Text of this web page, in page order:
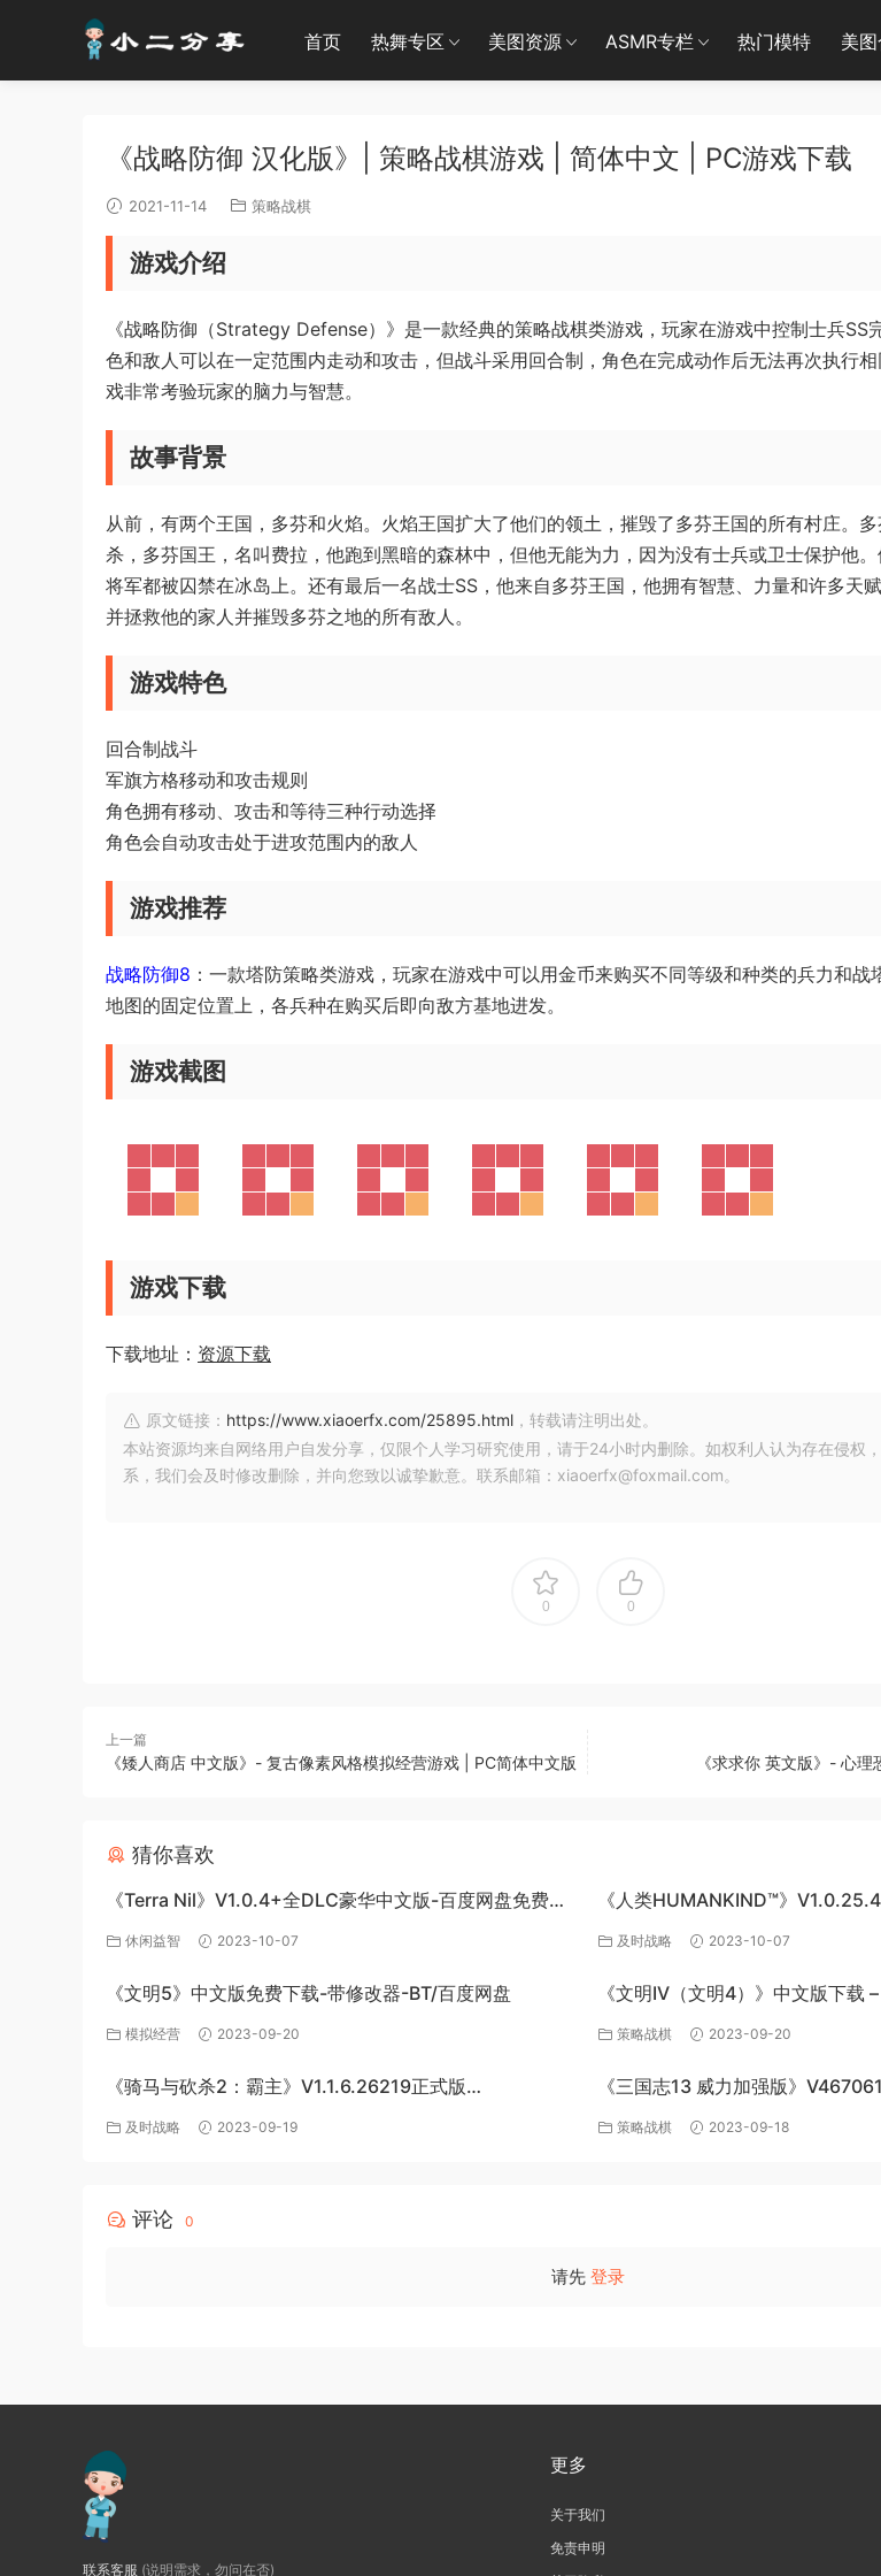
首页 热舞专区 美图资源 ASMR专栏 热门模特 美
《战略防御 汉化版》| 策略战棋游戏 | 简体中文 | PC游戏下载
2021-11-14 策略战棋
游戏介绍
《战略防御（Strategy Defense）》是一款经典的策略战棋类游戏，玩家在游戏中控制士兵SS
色和敌人可以在一定范围内走动和攻击，但战斗采用回合制，角色在完成动作后无法再次执行
戏非常考验玩家的脑力与智慧。
故事背景
从前，有两个王国，多芬和火焰。火焰王国扩大了他们的领土，摧毁了多芬王国的所有村庄。
杀，多芬国王，名叫费拉，他跑到黑暗的森林中，但他无能为力，因为没有士兵或卫士保护他
将军都被囚禁在冰岛上。还有最后一名战士SS，他来自多芬王国，他拥有智慧、力量和许多天
并拯救他的家人并摧毁多芬之地的所有敌人。
游戏特色
回合制战斗
军旗方格移动和攻击规则
角色拥有移动、攻击和等待三种行动选择
角色会自动攻击处于进攻范围内的敌人
游戏推荐
战略防御8 ：一款塔防策略类游戏，玩家在游戏中可以用金币来购买不同等级和种类的兵力和战
地图的固定位置上，各兵种在购买后即向敌方基地进发。
游戏截图
游戏下载
下载地址： 资源下载
原文链接： https://www.xiaoerfx.com/25895.html ，转载请注明出处。
本站资源均来自网络用户自发分享，仅限个人学习研究使用，请于24小时内删除。如权利人认为存在侵权
系，我们会及时修改删除，并向您致以诚挚歉意。联系邮箱：xiaoerfx@foxmail.com。
0 0
上一篇
《矮人商店 中文版》- 复古像素风格模拟经营游戏 | PC简体中文版 《求求你 英文版》- 心
猜你喜欢
《Terra Nil》V1.0.4+全DLC豪华中文版-百度网盘免费下
载 休闲益智 2023-10-07
《人类HUMANKIND™》
版-百度网盘免费下载
及时战略 2023-10-07
《文明5》中文版免费下载-带修改器-BT/百度网盘
模拟经营 2023-09-20
《文明IV（文明4）》中文版下载
网盘资源
策略战棋 2023-09-20
《骑马与砍杀2：霸主》V1.1.6.26219正式版
+BetaV1.2.3.24202测试版-破军征程-官方中文-全DLC百
及时战略 2023-09-19
《三国志13 威力加强版》
四夷六国+全DLC-中文版百度网盘
策略战棋 2023-09-18
评论 0
请先 登录
联系客服 (说明需求，勿问在否)
更多
关于我们
免责申明